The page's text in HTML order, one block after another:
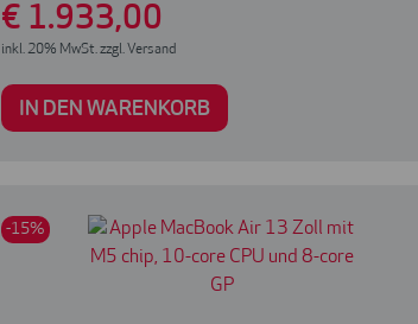
€ 1.933,00
inkl. 20% MwSt. zzgl. Versand
IN DEN WARENKORB
-15%